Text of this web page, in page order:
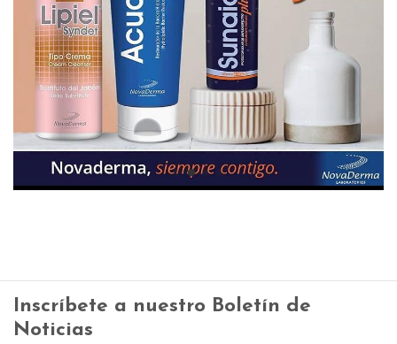
Inscríbete a nuestro Boletín de
Noticias